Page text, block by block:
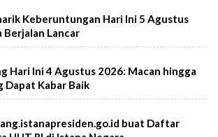
Keberuntungan Hari Ini 5 Agustus
Berjalan Lancar
Hari Ini 4 Agustus 2026: Macan hingga
Dapat Kabar Baik
buat Daftar